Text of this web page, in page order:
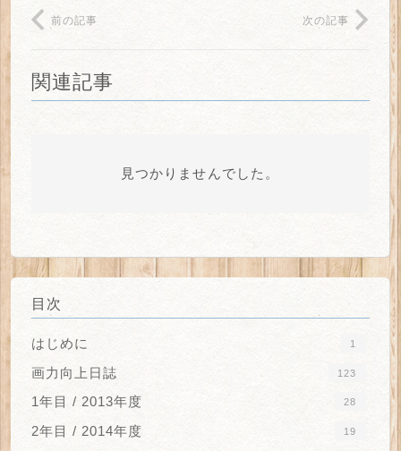
前の記事 次の記事
関連記事
見つかりませんでした。
目次
はじめに 1
画力向上日誌 123
1年目 / 2013年度 28
2年目 / 2014年度 19